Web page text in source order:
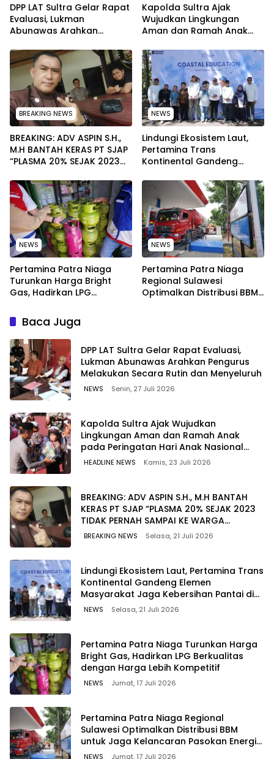
‎DPP LAT Sultra Gelar Rapat
Evaluasi, Lukman
Abunawas Arahkan
Secara Rutin dan
Menyeluruh
Kapolda Sultra Ajak
Wujudkan Lingkungan
Aman dan Ramah Anak
Nasional 2026
BREAKING NEWS
BREAKING: ADV ASPIN S.H.,
M.H BANTAH KERAS PT SJAP
“PLASMA 20% SEJAK 2023
WARGA WAWOONE!
NEWS
Lindungi Ekosistem Laut,
Pertamina Trans
Kontinental Gandeng
Kebersihan Pantai di
Bitung, Sulawesi
NEWS
Pertamina Patra Niaga
Turunkan Harga Bright
Gas, Hadirkan LPG
Lebih Kompetitif
NEWS
Pertamina Patra Niaga
Regional Sulawesi
Optimalkan Distribusi BBM
Baca Juga
‎DPP LAT Sultra Gelar Rapat Evaluasi,
Lukman Abunawas Arahkan Pengurus
Melakukan Secara Rutin dan Menyeluruh
NEWS Senin, 27 Juli 2026
Kapolda Sultra Ajak Wujudkan
Lingkungan Aman dan Ramah Anak
pada Peringatan Hari Anak Nasional
2026
HEADLINE NEWS Kamis, 23 Juli 2026
BREAKING: ADV ASPIN S.H., M.H BANTAH
KERAS PT SJAP “PLASMA 20% SEJAK 2023
TIDAK PERNAH SAMPAI KE WARGA
WAWOONE!
BREAKING NEWS Selasa, 21 Juli 2026
Lindungi Ekosistem Laut, Pertamina Trans
Kontinental Gandeng Elemen
Masyarakat Jaga Kebersihan Pantai di
Bitung, Sulawesi
NEWS Selasa, 21 Juli 2026
Pertamina Patra Niaga Turunkan Harga
Bright Gas, Hadirkan LPG Berkualitas
dengan Harga Lebih Kompetitif
NEWS Jumat, 17 Juli 2026
Pertamina Patra Niaga Regional
Sulawesi Optimalkan Distribusi BBM
untuk Jaga Kelancaran Pasokan Energi
di Seluruh Wilayah Sulawesi
NEWS Jumat, 17 Juli 2026